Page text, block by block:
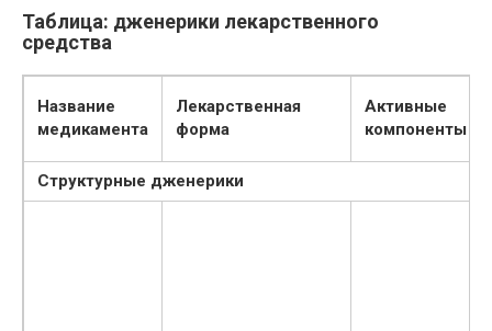
Таблица: дженерики лекарственного
средства
Название
медикамента
Лекарственная
форма
Активные
компоненты
Структурные дженерики